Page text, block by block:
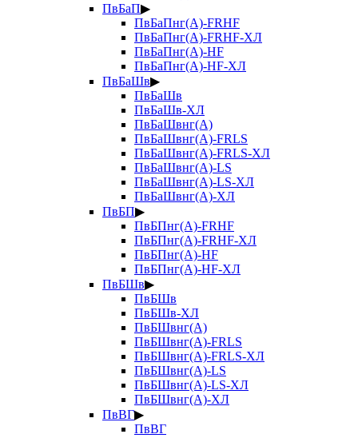
ПвБаП▶
ПвБаПнг(А)-FRHF
ПвБаПнг(А)-FRHF-ХЛ
ПвБаПнг(А)-HF
ПвБаПнг(А)-HF-ХЛ
ПвБаШв▶
ПвБаШв
ПвБаШв-ХЛ
ПвБаШвнг(А)
ПвБаШвнг(А)-FRLS
ПвБаШвнг(А)-FRLS-ХЛ
ПвБаШвнг(А)-LS
ПвБаШвнг(А)-LS-ХЛ
ПвБаШвнг(А)-ХЛ
ПвБП▶
ПвБПнг(А)-FRHF
ПвБПнг(А)-FRHF-ХЛ
ПвБПнг(А)-HF
ПвБПнг(А)-HF-ХЛ
ПвБШв▶
ПвБШв
ПвБШв-ХЛ
ПвБШвнг(А)
ПвБШвнг(А)-FRLS
ПвБШвнг(А)-FRLS-ХЛ
ПвБШвнг(А)-LS
ПвБШвнг(А)-LS-ХЛ
ПвБШвнг(А)-ХЛ
ПвВГ▶
ПвВГ